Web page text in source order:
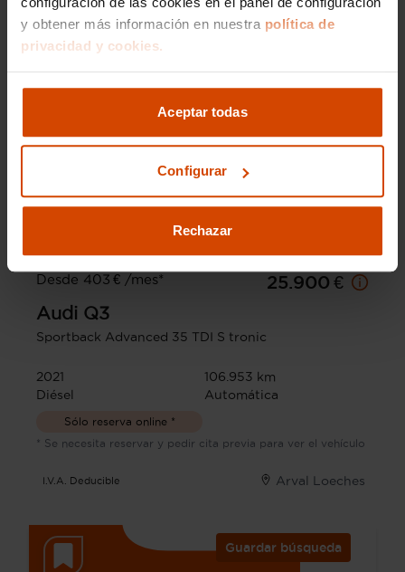
y obtener más información en nuestra política de
privacidad y cookies.
Aceptar todas
Configurar
Rechazar
Desde 403 € /mes*
25.900 €
Audi Q3
Sportback Advanced 35 TDI S tronic
2021
106.953 km
Diésel
Automática
Sólo reserva online *
* Se necesita reservar y pedir cita previa para ver el vehículo
I.V.A. Deducible Arval Loeches
Guardar búsqueda